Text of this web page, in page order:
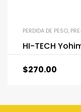
PERDIDA DE PESO,
HI-TECH
$270.00